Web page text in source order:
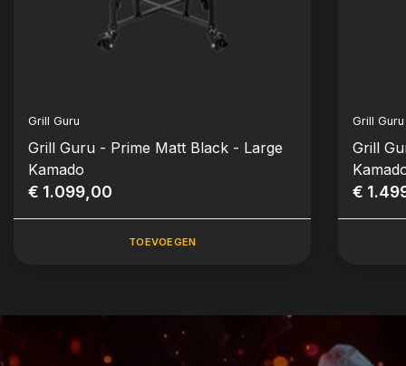
Grill Guru
Grill Guru - Prime Matt Black - Large
Kamado
€ 1.099,00
TOEVOEGEN
Grill Guru
Grill
€